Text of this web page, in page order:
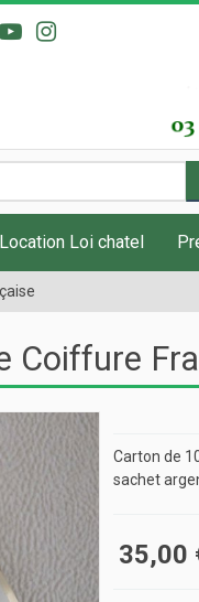
Location Loi chatel
Coiffure
Carton de
sachet
35,00